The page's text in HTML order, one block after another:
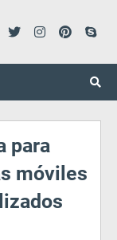
para
móviles